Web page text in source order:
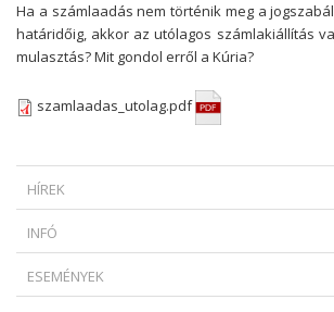
Ha a számlaadás nem történik meg a
határidőig, akkor az utólagos számlakiállítás
mulasztás? Mit gondol erről a Kúria?
szamlaadas_utolag.pdf
HÍREK
SZERZŐDÉS ESETÉN?
TÖRVÉNYSZÉKE MEGMENTETTE OBELIX HÍRNEVÉT
INFÓ
FELMONDÁST?...
ESEMÉNYEK